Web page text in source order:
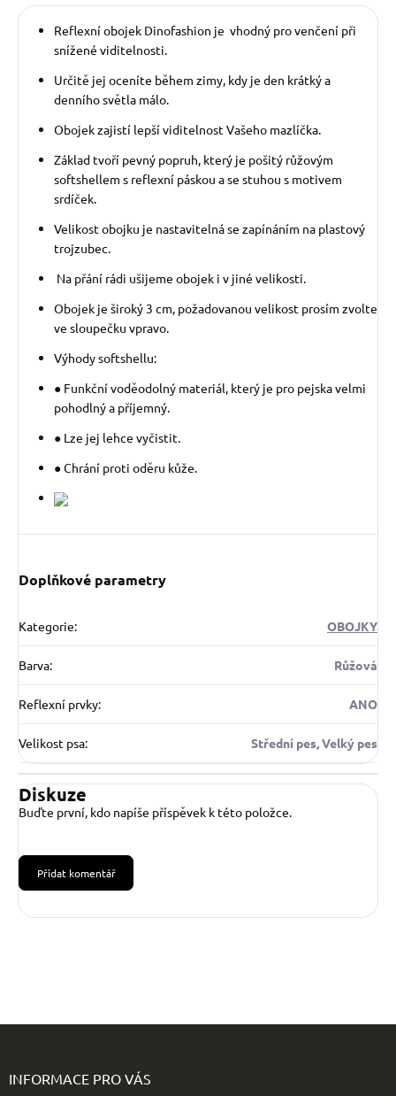
Reflexní obojek Dinofashion je vhodný pro venčení při
snížené viditelnosti.
Určitě jej oceníte během zimy, kdy je den krátký a
denního světla málo.
Obojek zajistí lepší viditelnost Vašeho mazlíčka.
Základ tvoří pevný popruh, který je pošitý růžovým
softshellem s reflexní páskou a se stuhou s motivem
srdíček.
Velikost obojku je nastavitelná se zapínáním na plastový
trojzubec.
Na přání rádi ušijeme obojek i v jiné velikosti.
Obojek je široký 3 cm, požadovanou velikost prosím zvolte
ve sloupečku vpravo.
Výhody softshellu:
● Funkční voděodolný materiál, který je pro pejska velmi
pohodlný a příjemný.
● Lze jej lehce vyčistit.
● Chrání proti oděru kůže.
Doplňkové parametry
Kategorie: OBOJKY
Barva: Růžová
Reflexní prvky: ANO
Velikost psa: Střední pes, Velký pes
Diskuze
Buďte první, kdo napíše příspěvek k této položce.
Přidat komentář
INFORMACE PRO VÁS